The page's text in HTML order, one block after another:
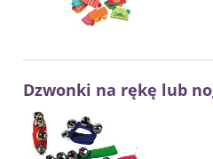
Dzwonki na rękę lub